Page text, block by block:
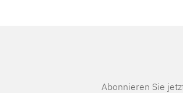
Abonnieren Sie